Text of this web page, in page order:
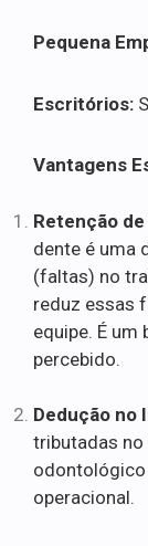
Pequena
Escritórios:
Vantagens
Retenção
dente é uma
(faltas) no
reduz essas
equipe. É
percebido.
Dedução no
tributadas no
operacional.